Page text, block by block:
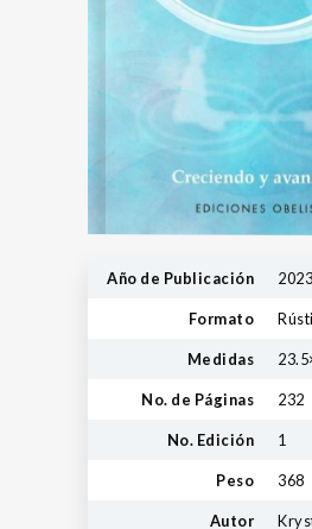
Año de Publicación 2023
Formato
Medidas
No. de Páginas 232
No. Edición 1
Peso 368
Autor